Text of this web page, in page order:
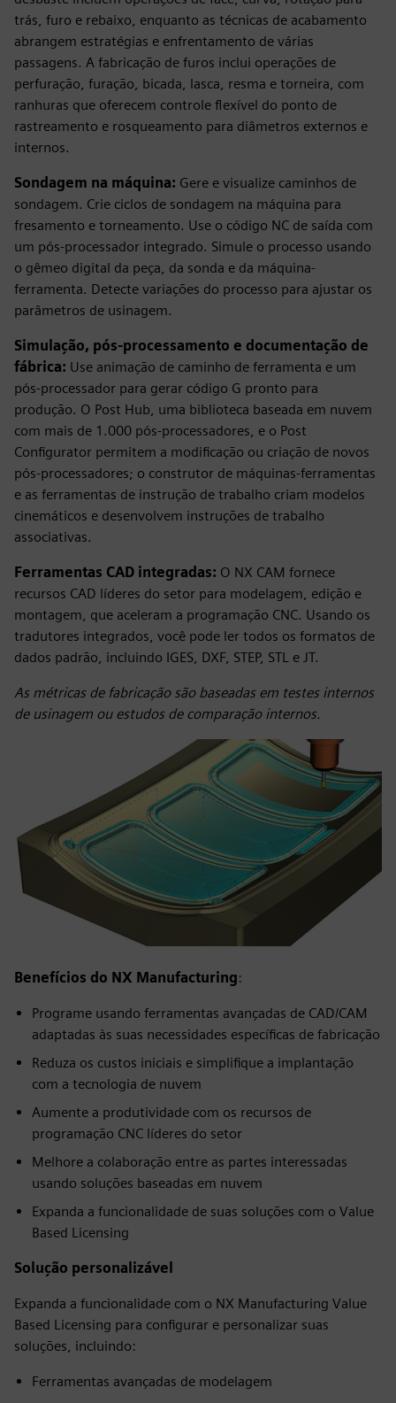
trás, furo e rebaixo, enquanto as técnicas de acabamento
abrangem estratégias e enfrentamento de várias
passagens. A fabricação de furos inclui operações de
perfuração, furação, bicada, lasca, resma e torneira, com
ranhuras que oferecem controle flexível do ponto de
rastreamento e rosqueamento para diâmetros externos e
internos.
Sondagem na máquina: Gere e visualize caminhos de
sondagem. Crie ciclos de sondagem na máquina para
fresamento e torneamento. Use o código NC de saída com
um pós-processador integrado. Simule o processo usando
o gêmeo digital da peça, da sonda e da máquina-
ferramenta. Detecte variações do processo para ajustar os
parâmetros de usinagem.
Simulação, pós-processamento e documentação de
fábrica: Use animação de caminho de ferramenta e um
pós-processador para gerar código G pronto para
produção. O Post Hub, uma biblioteca baseada em nuvem
com mais de 1.000 pós-processadores, e o Post
Configurator permitem a modificação ou criação de novos
pós-processadores; o construtor de máquinas-ferramentas
e as ferramentas de instrução de trabalho criam modelos
cinemáticos e desenvolvem instruções de trabalho
associativas.
Ferramentas CAD integradas: O NX CAM fornece
recursos CAD líderes do setor para modelagem, edição e
montagem, que aceleram a programação CNC. Usando os
tradutores integrados, você pode ler todos os formatos de
dados padrão, incluindo IGES, DXF, STEP, STL e JT.
As métricas de fabricação são baseadas em testes internos
de usinagem ou estudos de comparação internos.
Benefícios do NX Manufacturing:
Programe usando ferramentas avançadas de CAD/CAM
adaptadas às suas necessidades específicas de fabricação
Reduza os custos iniciais e simplifique a implantação
com a tecnologia de nuvem
Aumente a produtividade com os recursos de
programação CNC líderes do setor
Melhore a colaboração entre as partes interessadas
usando soluções baseadas em nuvem
Expanda a funcionalidade de suas soluções com o Value
Based Licensing
Solução personalizável
Expanda a funcionalidade com o NX Manufacturing Value
Based Licensing para configurar e personalizar suas
soluções, incluindo:
Ferramentas avançadas de modelagem